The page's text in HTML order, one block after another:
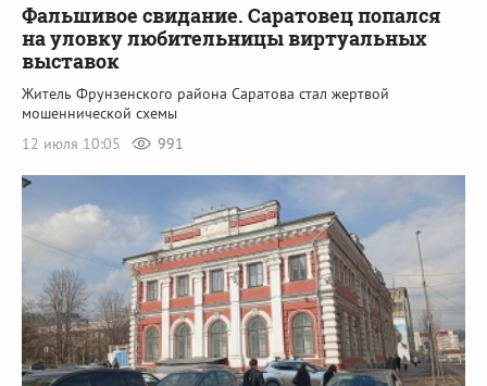
Фальшивое свидание. Саратовец попался
на уловку любительницы виртуальных
выставок
Житель Фрунзенского района Саратова стал жертвой
мошеннической схемы
12 июля 10:05
991